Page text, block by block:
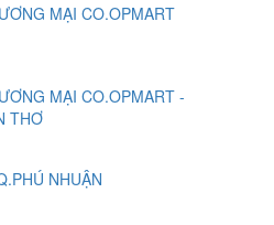
MẠI CO.OPMART
MẠI CO.OPMART -
THƠ
NHUẬN